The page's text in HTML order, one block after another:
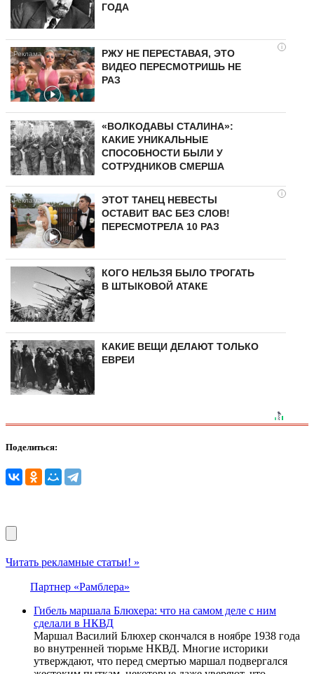
ГОДА
i
РЖУ НЕ ПЕРЕСТАВАЯ, ЭТО
ВИДЕО ПЕРЕСМОТРИШЬ НЕ
РАЗ
«ВОЛКОДАВЫ СТАЛИНА»:
КАКИЕ УНИКАЛЬНЫЕ
СПОСОБНОСТИ БЫЛИ У
СОТРУДНИКОВ СМЕРША
i
ЭТОТ ТАНЕЦ НЕВЕСТЫ
ОСТАВИТ ВАС БЕЗ СЛОВ!
ПЕРЕСМОТРЕЛА 10 РАЗ
КОГО НЕЛЬЗЯ БЫЛО ТРОГАТЬ
В ШТЫКОВОЙ АТАКЕ
КАКИЕ ВЕЩИ ДЕЛАЮТ ТОЛЬКО
ЕВРЕИ
Поделиться:
Читать рекламные статьи! »
Партнер «Рамблера»
Гибель маршала Блюхера: что на самом деле с ним
сделали в НКВД
Маршал Василий Блюхер скончался в ноябре 1938 года
во внутренней тюрьме НКВД. Многие историки
утверждают, что перед смертью маршал подвергался